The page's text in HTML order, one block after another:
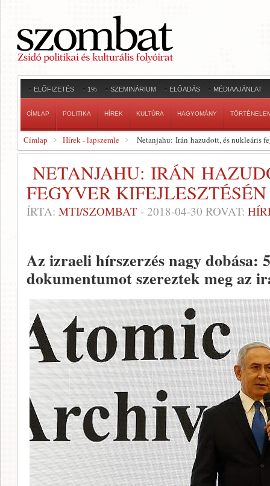
ELŐFIZETÉS 1% SZEMINÁRIUM ELŐADÁS MÉDIAAJÁNLAT
CÍMLAP POLITIKA HÍREK KULTÚRA HAGYOMÁNY
Címlap Hírek - lapszemle Netanjahu: Irán hazudott, és nukleáris
NETANJAHU: IRÁN
FEGYVER
ÍRTA: MTI/SZOMBAT - 2018-04-30 ROVAT:
Az izraeli hírszerzés nagy dobása:
dokumentumot szereztek meg az